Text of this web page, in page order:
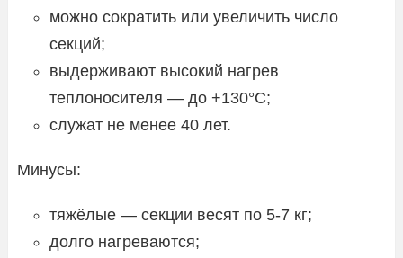
можно сократить или увеличить число
секций;
выдерживают высокий нагрев
теплоносителя — до +130°C;
служат не менее 40 лет.
Минусы:
тяжёлые — секции весят по 5-7 кг;
долго нагреваются;